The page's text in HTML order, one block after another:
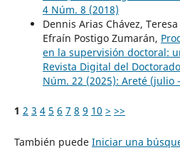
4 Núm. 8 (2018)
Dennis Arias Chávez,
Efraín Postigo Zumarán,
en la supervisión doctoral:
Revista Digital del
Núm. 22 (2025): Areté (julio
1 2 3 4 5 6 7 8 9 10 > >>
También puede Iniciar una